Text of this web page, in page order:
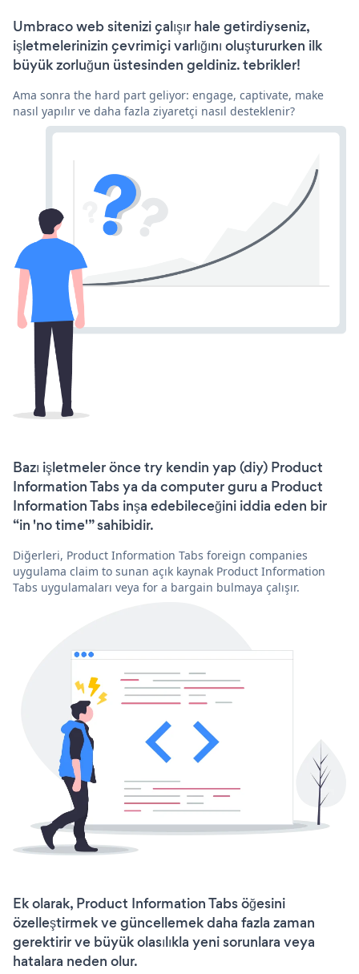
Umbraco web sitenizi çalışır hale getirdiyseniz,
işletmelerinizin çevrimiçi varlığını oluştururken ilk
büyük zorluğun üstesinden geldiniz. tebrikler!
Ama sonra the hard part geliyor: engage, captivate, make
nasıl yapılır ve daha fazla ziyaretçi nasıl desteklenir?
Bazı işletmeler önce try kendin yap (diy) Product
Information Tabs ya da computer guru a Product
Information Tabs inşa edebileceğini iddia eden bir
“in 'no time'” sahibidir.
Diğerleri, Product Information Tabs foreign companies
uygulama claim to sunan açık kaynak Product Information
Tabs uygulamaları veya for a bargain bulmaya çalışır.
Ek olarak, Product Information Tabs öğesini
özelleştirmek ve güncellemek daha fazla zaman
gerektirir ve büyük olasılıkla yeni sorunlara veya
hatalara neden olur.